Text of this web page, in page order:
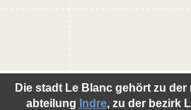
Die stadt Le Blanc gehört zu der
abteilung Indre, zu der bezirk